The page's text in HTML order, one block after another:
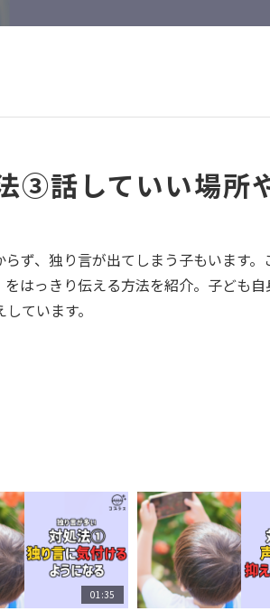
③話していい場所
らず、独り言が出てしまう子もいます
はっきり伝える方法を紹介。子ども
ています。
01:35